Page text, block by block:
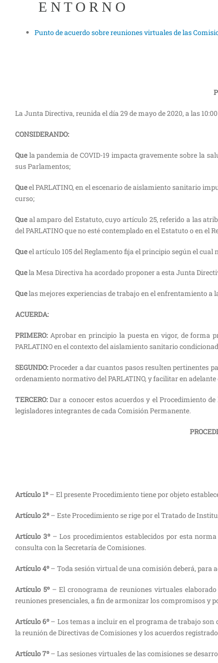
E N T O R N O
Punto de acuerdo sobre reuniones virtuales de las
La Junta Directiva, reunida el día 29 de mayo de 2020, a las
CONSIDERANDO:
Quela pandemia de COVID-19 impacta gravemente sobre la
sus Parlamentos;
Queel PARLATINO, en el escenario de aislamiento sanitario
curso;
Queal amparo del Estatuto, cuyo artículo 25, referido a las
del PARLATINO que no esté contemplado en el Estatuto o en el
Queel artículo 105 del Reglamento fija el principio según el
Quela Mesa Directiva ha acordado proponer a esta Junta
Quelas mejores experiencias de trabajo en el enfrentamiento a
ACUERDA:
PRIMERO: Aprobar en principio la puesta en vigor, de forma
PARLATINO en el contexto del aislamiento sanitario
SEGUNDO:Proceder a dar cuantos pasos resulten pertinentes
ordenamiento normativo del PARLATINO, y facilitar en
TERCERO: Dar a conocer estos acuerdos y el Procedimiento
legisladores integrantes de cada Comisión Permanente.
Artículo 1º – El presente Procedimiento tiene por objeto
Artículo 2º – Este Procedimiento se rige por el Tratado de
Artículo 3º– Los procedimientos establecidos por esta
consulta con la Secretaría de Comisiones.
Artículo 4º – Toda sesión virtual de una comisión deberá, para
Artículo 5º– El cronograma de reuniones virtuales
reuniones presenciales, a fin de armonizar los compromisos y
Artículo 6º – Los temas a incluir en el programa de trabajo son
la reunión de Directivas de Comisiones y los acuerdos
Artículo 7º – Las sesiones virtuales de las comisiones se